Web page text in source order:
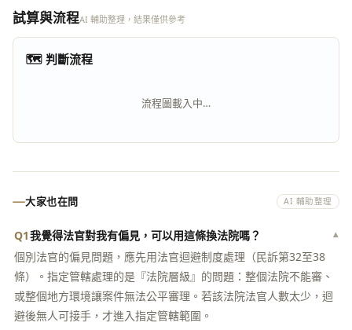
試算與流程AI 輔助整理，結果僅供參考
🗺 判斷流程
流程圖載入中…
大家也在問 AI 輔助整理
Q1我覺得法官對我有偏見，可以用這條換法院嗎？ ▾
個別法官的偏見問題，應先用法官迴避制度處理（民訴第32至38
條）。指定管轄處理的是『法院層級』的問題：整個法院不能審、
或整個地方環境讓案件無法公平審理。若該法院法官人數太少，迴
避後無人可接手，才進入指定管轄範圍。